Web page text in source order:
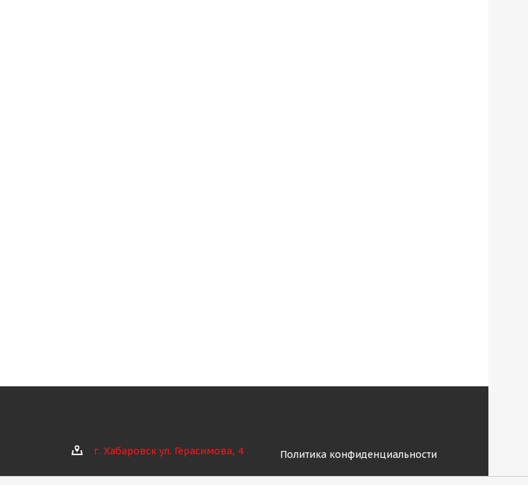
г. Хабаровск ул. Герасимова, 4 Политика конфиденциальности